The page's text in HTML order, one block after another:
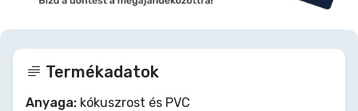
Termékadatok
Anyaga: kókuszrost és PVC